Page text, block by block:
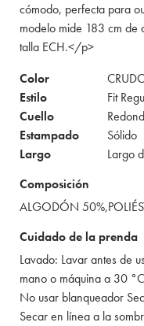
cómodo, perfecta para
modelo mide 183 cm de
talla ECH.</p>
Color
Estilo
Fit
Cuello
Estampado
Sólido
Largo
Largo
Composición
ALGODÓN
Cuidado de la prenda
Lavado: Lavar antes de
mano o máquina a 30
No usar blanqueador
Secar en línea a la